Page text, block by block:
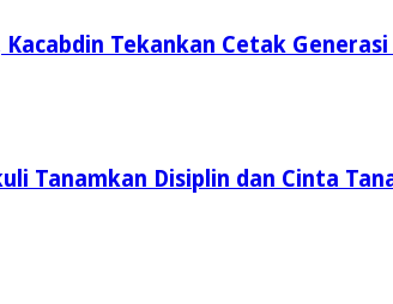
Tekankan Cetak Generasi
Tanamkan Disiplin dan Cinta